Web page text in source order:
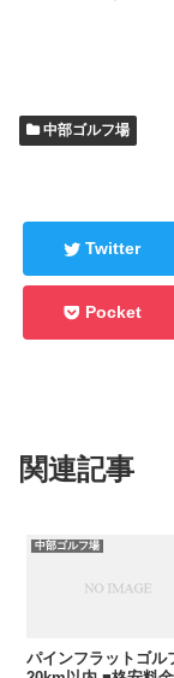
中部ゴルフ場
Twitter
Pocket
関連記事
中部ゴルフ場
パインフラットゴル